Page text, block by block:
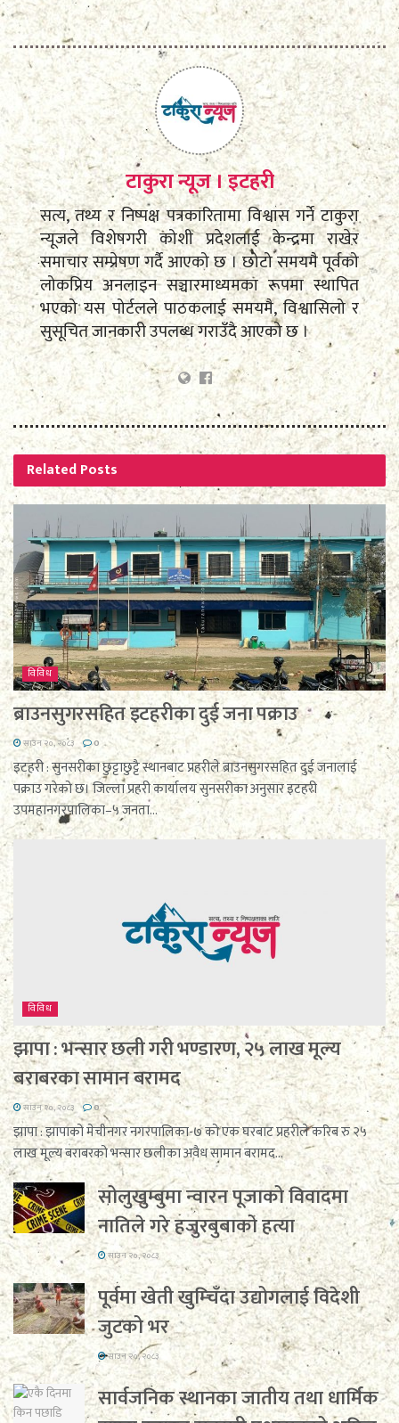
टाकुरा न्यूज । इटहरी
सत्य, तथ्य र निष्पक्ष पत्रकारितामा विश्वास गर्ने टाकुरा
न्यूजले विशेषगरी कोशी प्रदेशलाई केन्द्रमा राखेर
समाचार सम्प्रेषण गर्दै आएको छ । छोटो समयमै पूर्वको
लोकप्रिय अनलाइन सञ्चारमाध्यमका रूपमा स्थापित
भएको यस पोर्टलले पाठकलाई समयमै, विश्वासिलो र
सुसूचित जानकारी उपलब्ध गराउँदै आएको छ ।
RelatedPosts
विविध
ब्राउनसुगरसहित इटहरीका दुई जना पक्राउ
साउन २०, २०८३ 0
इटहरी : सुनसरीका छुट्टाछुट्टै स्थानबाट प्रहरीले ब्राउनसुगरसहित दुई जनालाई
पक्राउ गरेको छ। जिल्ला प्रहरी कार्यालय सुनसरीका अनुसार इटहरी
उपमहानगरपालिका–५ जनता...
विविध
झापा : भन्सार छली गरी भण्डारण, २५ लाख मूल्य
बराबरका सामान बरामद
साउन २०, २०८३ 0
झापा : झापाको मेचीनगर नगरपालिका-७ को एक घरबाट प्रहरीले करिब रु २५
लाख मूल्य बराबरको भन्सार छलीका अवैध सामान बरामद...
सोलुखुम्बुमा न्वारन पूजाको विवादमा
नातिले गरे हजुरबुबाको हत्या
साउन २०, २०८३
पूर्वमा खेती खुम्चिँदा उद्योगलाई विदेशी
जुटको भर
साउन २०, २०८३
सार्वजनिक स्थानका जातीय तथा धार्मिक